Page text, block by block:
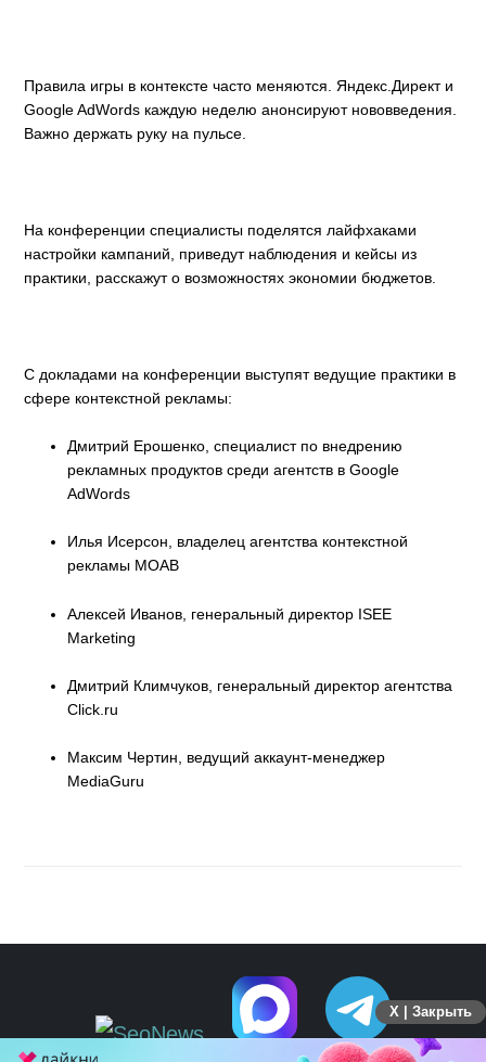
Правила игры в контексте часто меняются. Яндекс.Директ и
Google AdWords каждую неделю анонсируют нововведения.
Важно держать руку на пульсе.
На конференции специалисты поделятся лайфхаками
настройки кампаний, приведут наблюдения и кейсы из
практики, расскажут о возможностях экономии бюджетов.
С докладами на конференции выступят ведущие практики в
сфере контекстной рекламы:
Дмитрий Ерошенко, специалист по внедрению
рекламных продуктов среди агентств в Google
AdWords
Илья Исерсон, владелец агентства контекстной
рекламы MOAB
Алексей Иванов, генеральный директор ISEE
Marketing
Дмитрий Климчуков, генеральный директор агентства
Click.ru
Максим Чертин, ведущий аккаунт-менеджер
MediaGuru
X | Закрыть